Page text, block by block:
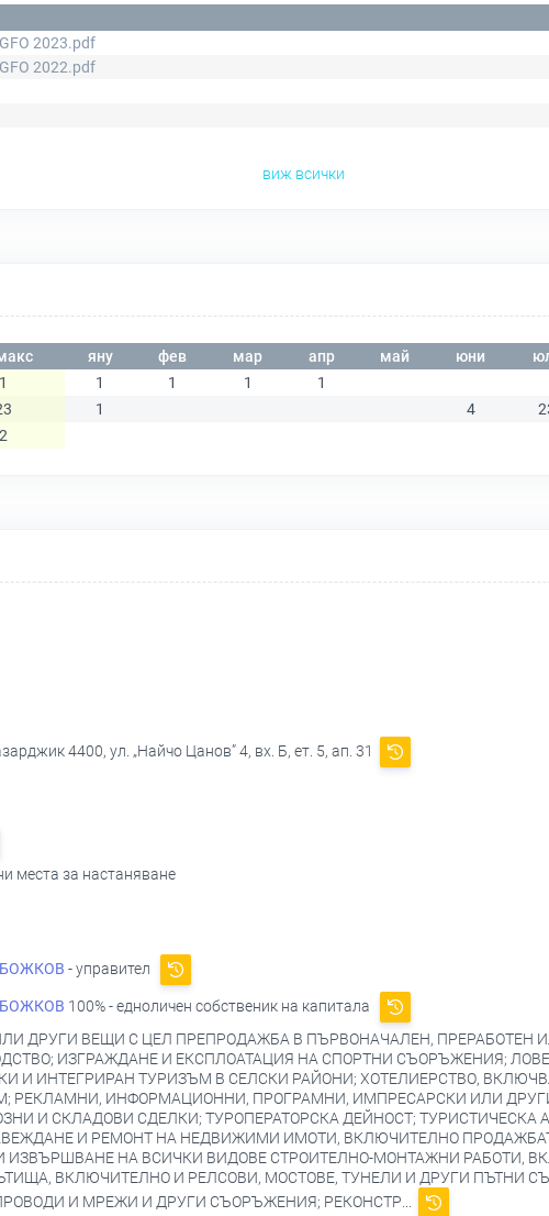
GFO 2023.pdf
GFO 2022.pdf
виж всички
яну фев мар апр май юни
1 1 1
1
1 4
4400, ул. „Найчо Цанов” 4, вх. Б, ет. 5, ап. 31
места за настаняване
БОЖКОВ - управител
БОЖКОВ 100% - едноличен собственик на капитала
ДРУГИ ВЕЩИ С ЦЕЛ ПРЕПРОДАЖБА В ПЪРВОНАЧАЛЕН, ПРЕРАБОТЕН
ИЗГРАЖДАНЕ И ЕКСПЛОАТАЦИЯ НА СПОРТНИ СЪОРЪЖЕНИЯ;
И ИНТЕГРИРАН ТУРИЗЪМ В СЕЛСКИ РАЙОНИ; ХОТЕЛИЕРСТВО,
РЕКЛАМНИ, ИНФОРМАЦИОННИ, ПРОГРАМНИ, ИМПРЕСАРСКИ ИЛИ
И СКЛАДОВИ СДЕЛКИ; ТУРОПЕРАТОРСКА ДЕЙНОСТ; ТУРИСТИЧЕСКА
И РЕМОНТ НА НЕДВИЖИМИ ИМОТИ, ВКЛЮЧИТЕЛНО
ИЗВЪРШВАНЕ НА ВСИЧКИ ВИДОВЕ СТРОИТЕЛНО-МОНТАЖНИ РАБОТИ,
ВКЛЮЧИТЕЛНО И РЕЛСОВИ, МОСТОВЕ, ТУНЕЛИ И ДРУГИ ПЪТНИ
И МРЕЖИ И ДРУГИ СЪОРЪЖЕНИЯ; РЕКОНСТР...